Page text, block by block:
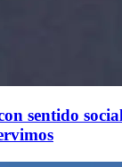
sentido